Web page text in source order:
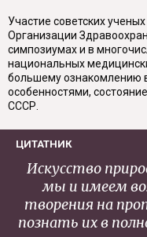
Участие советских
Организации
симпозиумах и в
национальных
большему ознакомлению
особенностями,
СССР.
ЦИТАТНИК
Искусство
мы и имеем
творения на
познать их в